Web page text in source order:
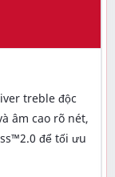
treble độc
âm cao rõ nét,
để tối ưu